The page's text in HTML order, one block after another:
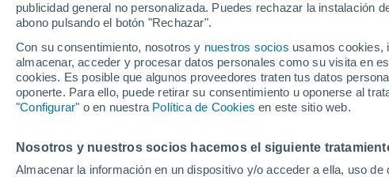
publicidad general no personalizada. Puedes rechazar la instalación
abono pulsando el botón "Rechazar".
Con su consentimiento, nosotros y nuestros socios usamos cookies,
almacenar, acceder y procesar datos personales como su visita en
cookies. Es posible que algunos proveedores traten tus datos
oponerte. Para ello, puede retirar su consentimiento u oponerse al
"Configurar" o en nuestra Política de Cookies en este sitio web.
Nosotros y nuestros socios hacemos el siguiente
Almacenar la información en un dispositivo y/o acceder a ella, uso
Brinay
Brinon-sur-Beuvron
Bulcy
Bussy-la-Pesle
Cervon